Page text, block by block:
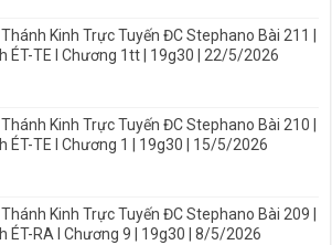
Thánh Kinh Trực Tuyến ĐC Stephano Bài 211 |
ÉT-TE I Chương 1tt | 19g30 | 22/5/2026
Thánh Kinh Trực Tuyến ĐC Stephano Bài 210 |
ÉT-TE I Chương 1 | 19g30 | 15/5/2026
Thánh Kinh Trực Tuyến ĐC Stephano Bài 209 |
ÉT-RA I Chương 9 | 19g30 | 8/5/2026